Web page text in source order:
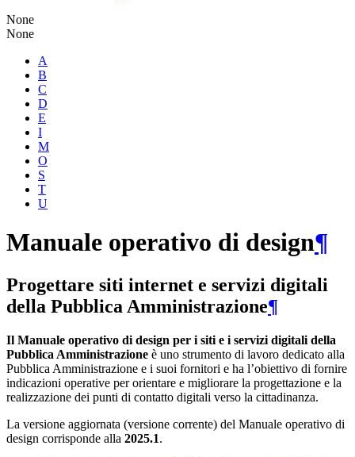
None
None
A
B
C
D
E
I
M
O
S
T
U
Manuale operativo di design¶
Progettare siti internet e servizi digitali
della Pubblica Amministrazione¶
Il Manuale operativo di design per i siti e i servizi digitali della
Pubblica Amministrazione è uno strumento di lavoro dedicato alla
Pubblica Amministrazione e i suoi fornitori e ha l’obiettivo di fornire
indicazioni operative per orientare e migliorare la progettazione e la
realizzazione dei punti di contatto digitali verso la cittadinanza.
La versione aggiornata (versione corrente) del Manuale operativo di
design corrisponde alla 2025.1.